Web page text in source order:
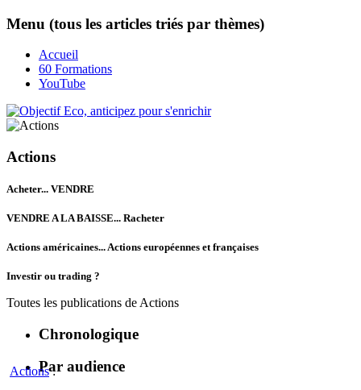
Menu (tous les articles triés par thèmes)
Accueil
60 Formations
YouTube
Actions
Acheter... VENDRE
VENDRE A LA BAISSE... Racheter
Actions américaines... Actions européennes et françaises
Investir ou trading ?
Toutes les publications de Actions
Chronologique
Par audience
Actions: